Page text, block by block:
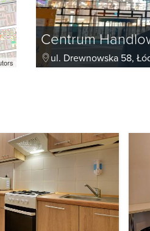
Centrum
ul. Drewnowska 58,